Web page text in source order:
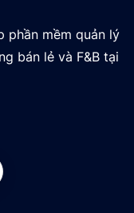
phần mềm quản lý
bán lẻ và F&B tại